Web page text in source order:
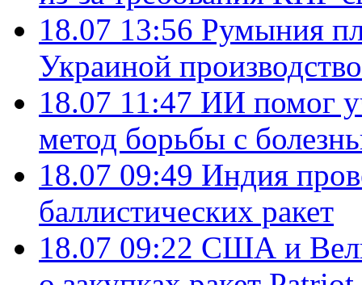
18.07 13:56 Румыния
Украиной
18.07 11:47 ИИ помог
метод борьбы с
18.07 09:49 Индия
баллистических ракет
18.07 09:22 США и